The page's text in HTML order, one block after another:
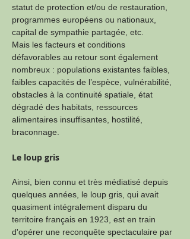
statut de protection et/ou de restauration,
programmes européens ou nationaux,
capital de sympathie partagée, etc.
Mais les facteurs et conditions
défavorables au retour sont également
nombreux : populations existantes faibles,
faibles capacités de l’espèce, vulnérabilité,
obstacles à la continuité spatiale, état
dégradé des habitats, ressources
alimentaires insuffisantes, hostilité,
braconnage.
Le loup gris
Ainsi, bien connu et très médiatisé depuis
quelques années, le loup gris, qui avait
quasiment intégralement disparu du
territoire français en 1923, est en train
d'opérer une reconquête spectaculaire par